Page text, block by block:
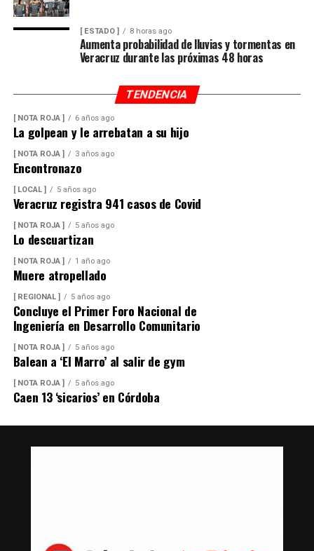
[ ESTADO ] 8 horas ago
Aumenta probabilidad de lluvias y tormentas en
Veracruz durante las próximas 48 horas
TENDENCIA
[ NOTA ROJA ] 6 años ago
La golpean y le arrebatan a su hijo
[ NOTA ROJA ] 3 años ago
Encontronazo
[ LOCAL ] 5 años ago
Veracruz registra 941 casos de Covid
[ NOTA ROJA ] 5 años ago
Lo descuartizan
[ NOTA ROJA ] 1 año ago
Muere atropellado
[ REGIONAL ] 5 años ago
Concluye el Primer Foro Nacional de
Ingeniería en Desarrollo Comunitario
[ NOTA ROJA ] 5 años ago
Balean a ‘El Marro’ al salir de gym
[ NOTA ROJA ] 5 años ago
Caen 13 ‘sicarios’ en Córdoba